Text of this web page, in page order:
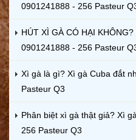
0901241888 - 256 Pasteur
HÚT XÌ GÀ CÓ HẠI
0901241888 - 256 Pasteur
Xì gà là gì? Xì gà Cuba đắt
Pasteur Q3
Phân biệt xì gà thật giả? Xì
256 Pasteur Q3